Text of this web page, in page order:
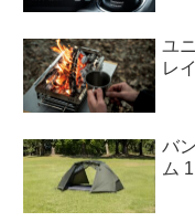
ユ
レ
バ
ム